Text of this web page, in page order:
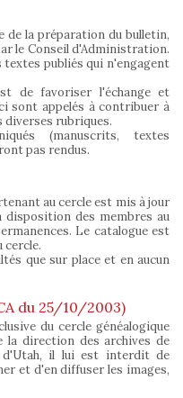
de la préparation du bulletin,
le Conseil d'Administration.
textes publiés qui n'engagent
de favoriser l'échange et
sont appelés à contribuer à
diverses rubriques.
(manuscrits, textes
pas rendus.
au cercle est mis à jour
disposition des membres au
Le catalogue est
cercle.
que sur place et en aucun
du 25/10/2003)
du cercle généalogique
la direction des archives de
d'Utah, il lui est interdit de
et d'en diffuser les images,